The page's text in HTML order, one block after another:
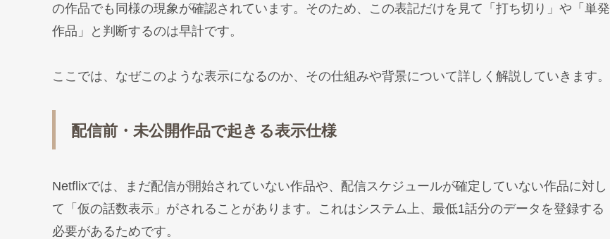
の作品でも同様の現象が確認されています。そのため、この表記だけを見て「打ち切り」や「単発
作品」と判断するのは早計です。
ここでは、なぜこのような表示になるのか、その仕組みや背景について詳しく解説していきます。
配信前・未公開作品で起きる表示仕様
Netflixでは、まだ配信が開始されていない作品や、配信スケジュールが確定していない作品に対し
て「仮の話数表示」がされることがあります。これはシステム上、最低1話分のデータを登録する
必要があるためです。